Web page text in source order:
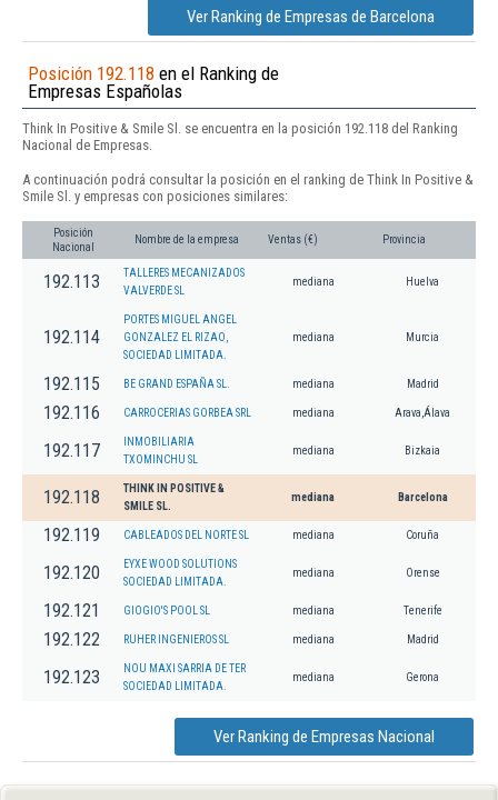
Ver Ranking de Empresas de Barcelona
Posición 192.118 en el Ranking de
Empresas Españolas
Think In Positive & Smile Sl. se encuentra en la posición 192.118 del Ranking
Nacional de Empresas.
A continuación podrá consultar la posición en el ranking de Think In Positive &
Smile Sl. y empresas con posiciones similares:
Posición
Nacional
Nombre de la empresa Ventas (€) Provincia
192.113
TALLERES MECANIZADOS
VALVERDE SL
mediana Huelva
192.114
PORTES MIGUEL ANGEL
GONZALEZ EL RIZAO,
SOCIEDAD LIMITADA.
mediana Murcia
192.115 BE GRAND ESPAÑA SL. mediana Madrid
192.116 CARROCERIAS GORBEA SRL mediana Arava,Álava
192.117
INMOBILIARIA
TXOMINCHU SL
mediana Bizkaia
192.118
THINK IN POSITIVE &
SMILE SL.
mediana Barcelona
192.119 CABLEADOS DEL NORTE SL mediana Coruña
192.120
EYXE WOOD SOLUTIONS
SOCIEDAD LIMITADA.
mediana Orense
192.121 GIOGIO'S POOL SL mediana Tenerife
192.122 RUHER INGENIEROS SL mediana Madrid
192.123
NOU MAXI SARRIA DE TER
SOCIEDAD LIMITADA.
mediana Gerona
Ver Ranking de Empresas Nacional